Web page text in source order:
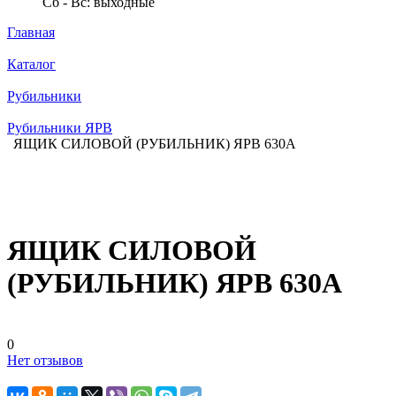
Главная
Каталог
Рубильники
Рубильники ЯРВ
ЯЩИК СИЛОВОЙ (РУБИЛЬНИК) ЯРВ 630А
ЯЩИК СИЛОВОЙ
(РУБИЛЬНИК) ЯРВ 630А
0
Нет отзывов